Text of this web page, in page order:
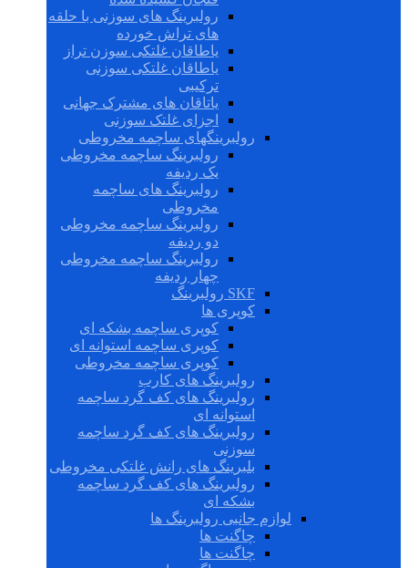
رولبرینگ های سوزنی با حلقه
های تراش خورده
یاطاقان غلتکی سوزن تراز
یاطاقان غلتکی سوزنی
ترکیبی
یاتاقان های مشترک جهانی
اجزای غلتک سوزنی
رولبرینگهای ساچمه مخروطی
رولبرینگ ساچمه مخروطی
یک ردیفه
رولبرینگ های ساچمه
مخروطی
رولبرینگ ساچمه مخروطی
دو ردیفه
رولبرینگ ساچمه مخروطی
چهار ردیفه
SKF رولبرینگ
کوپری ها
کوپری ساچمه بشکه ای
کوپری ساچمه استوانه ای
کوپری ساچمه مخروطی
رولبرینگ های کارب
رولبرینگ های کف گرد ساچمه
استوانه ای
رولبرینگ های کف گرد ساچمه
سوزنی
بلبرینگ های رانش غلتکی مخروطی
رولبرینگ های کف گرد ساچمه
بشکه ای
لوازم جانبی رولبرینگ ها
چاگنت ها
چاگنت ها